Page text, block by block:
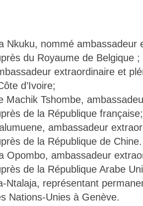
Nkuku, nommé ambassadeur
du Royaume de Belgique ;
extraordinaire et
d’Ivoire;
Machik Tshombe,
de la République française;
ambassadeur
de la République de Chine.
Opombo, ambassadeur
de la République Arabe
Ntalaja, représentant
Nations-Unies à Genève.